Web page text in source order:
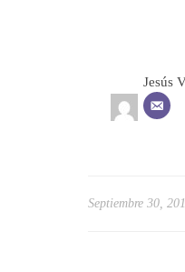
Jesús
Septiembre 30,